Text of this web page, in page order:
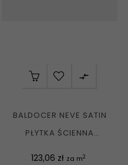

BALDOCER NEVE SATIN
PŁYTKA ŚCIENNA
Cena
123,06 zł za m2